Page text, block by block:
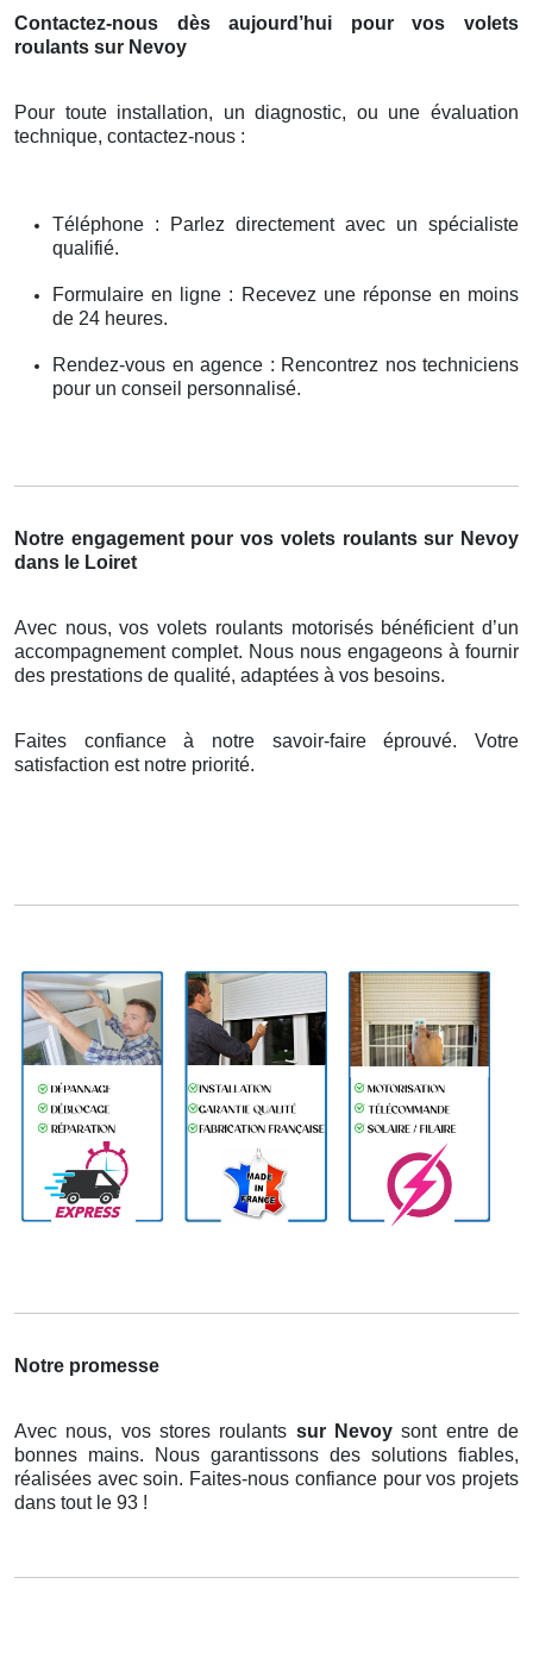
Contactez-nous dès aujourd’hui pour vos volets
roulants sur Nevoy
Pour toute installation, un diagnostic, ou une évaluation
technique, contactez-nous :
Téléphone : Parlez directement avec un spécialiste
qualifié.
Formulaire en ligne : Recevez une réponse en moins
de 24 heures.
Rendez-vous en agence : Rencontrez nos techniciens
pour un conseil personnalisé.
Notre engagement pour vos volets roulants sur Nevoy
dans le Loiret
Avec nous, vos volets roulants motorisés bénéficient d’un
accompagnement complet. Nous nous engageons à fournir
des prestations de qualité, adaptées à vos besoins.
Faites confiance à notre savoir-faire éprouvé. Votre
satisfaction est notre priorité.
Notre promesse
Avec nous, vos stores roulants sur Nevoysont entre de
bonnes mains. Nous garantissons des solutions fiables,
réalisées avec soin. Faites-nous confiance pour vos projets
dans tout le 93 !